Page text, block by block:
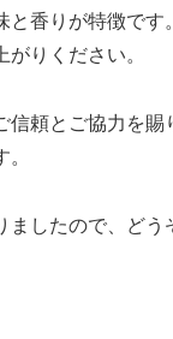
と香りが特徴です
りください。
信頼とご協力を賜
ましたので、どう